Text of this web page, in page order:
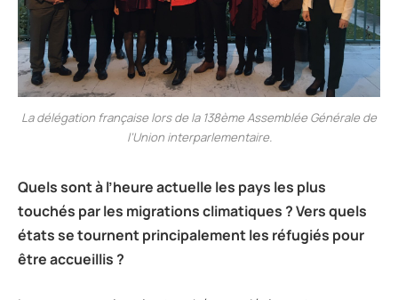
La délégation française lors de la 138ème Assemblée Générale de
l’Union interparlementaire.
Quels sontàl’heure actuelle les pays les plus
touchés par les migrations climatiques ? Vers quels
états se tournent principalement les réfugiés pour
être accueillis ?